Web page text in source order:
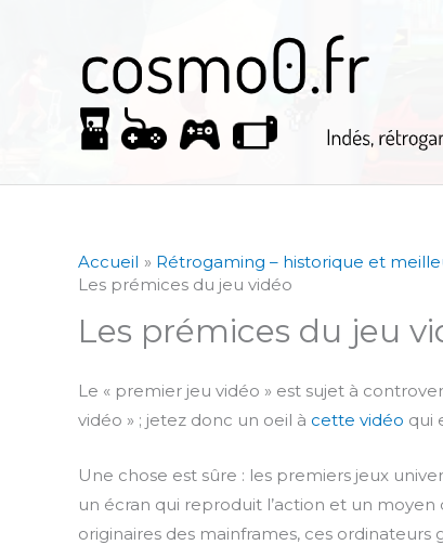
Accueil Rétrogaming – historique et
Les prémices du jeu vidéo
Les prémices du jeu
Le « premier jeu vidéo » est sujet à
vidéo » ; jetez donc un oeil à cette vidéo qui
Une chose est sûre : les premiers jeux
un écran qui reproduit l’action et un
originaires des mainframes, ces